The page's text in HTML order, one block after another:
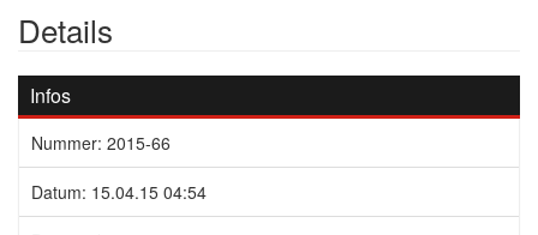
Details
Infos
Nummer: 2015-66
Datum: 15.04.15 04:54